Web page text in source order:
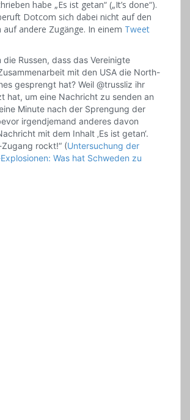
habe „Es ist getan“ („It’s done“).
Dotcom sich dabei nicht auf den
auf andere Zugänge. In einem Tweet
die Russen, dass das Vereinigte
mit den USA die North-
gesprengt hat? Weil @trussliz ihr
hat, um eine Nachricht zu senden an
Minute nach der Sprengung der
irgendjemand anderes davon
mit dem Inhalt ‚Es ist getan‘.
rockt!“ (Untersuchung der
Was hat Schweden zu